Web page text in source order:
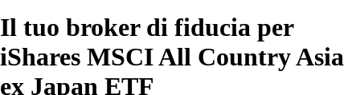
Il tuo broker di fiducia per
iShares MSCI All Country Asia
ex Japan ETF